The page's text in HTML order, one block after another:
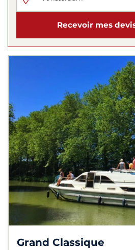
Recevoir mes
Grand Classique